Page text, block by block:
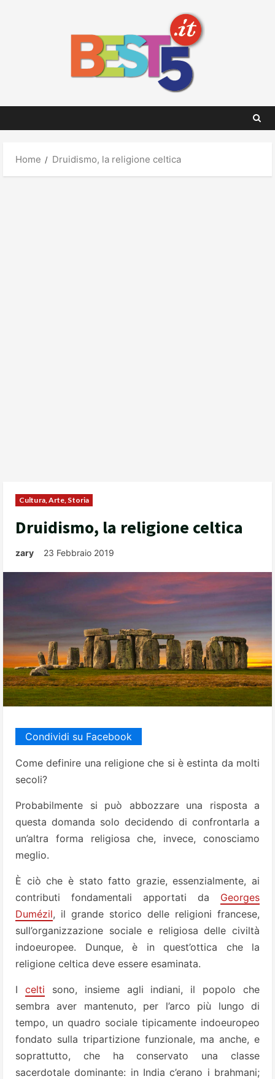
Home Druidismo, la religione celtica
Cultura, Arte, Storia
Druidismo, la religione celtica
zary 23 Febbraio 2019
Condividi su Facebook
Come definire una religione che si è estinta da molti
secoli?
Probabilmente si può abbozzare una risposta a
questa domanda solo decidendo di confrontarla a
un’altra forma religiosa che, invece, conosciamo
meglio.
È ciò che è stato fatto grazie, essenzialmente, ai
contributi fondamentali apportati da Georges
Dumézil, il grande storico delle religioni francese,
sull’organizzazione sociale e religiosa delle civiltà
indoeuropee. Dunque, è in quest’ottica che la
religione celtica deve essere esaminata.
I celti sono, insieme agli indiani, il popolo che
sembra aver mantenuto, per l’arco più lungo di
tempo, un quadro sociale tipicamente indoeuropeo
fondato sulla tripartizione funzionale, ma anche, e
soprattutto, che ha conservato una classe
sacerdotale dominante: in India c’erano i brahmani;